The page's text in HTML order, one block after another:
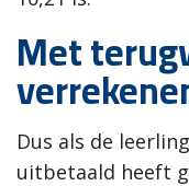
Met
Dus als de
uitbetaald heeft